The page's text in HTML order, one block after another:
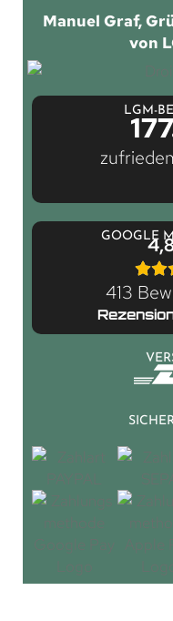
Manuel Graf,
von
LGM-
GOOGLE
413